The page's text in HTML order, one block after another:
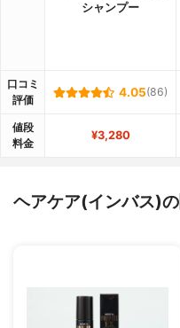
シャンプー
口コミ
評価
4.05(86)
値段
料金
¥3,280
ヘアケア(インバス)